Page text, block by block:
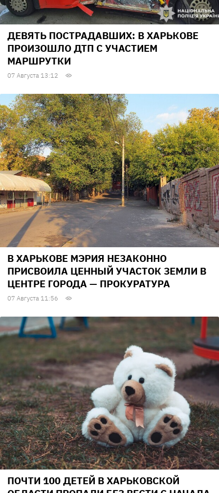
ДЕВЯТЬ ПОСТРАДАВШИХ: В ХАРЬКОВЕ
ПРОИЗОШЛО ДТП С УЧАСТИЕМ
МАРШРУТКИ
07 Августа 13:12
В ХАРЬКОВЕ МЭРИЯ НЕЗАКОННО
ПРИСВОИЛА ЦЕННЫЙ УЧАСТОК ЗЕМЛИ В
ЦЕНТРЕ ГОРОДА — ПРОКУРАТУРА
07 Августа 11:56
ПОЧТИ 100 ДЕТЕЙ В ХАРЬКОВСКОЙ